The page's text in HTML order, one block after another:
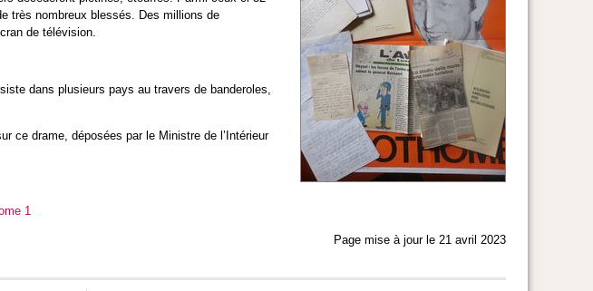
très nombreux blessés. Des millions de
de télévision.
dans plusieurs pays au travers de banderoles,
ce drame, déposées par le Ministre de l’Intérieur
1
Page mise à jour le 21 avril 2023